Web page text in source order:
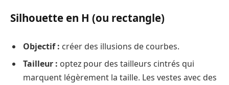
Silhouette en H (ou rectangle)
Objectif : créer des illusions de courbes.
Tailleur : optez pour des tailleurs cintrés qui
marquent légèrement la taille. Les vestes avec des